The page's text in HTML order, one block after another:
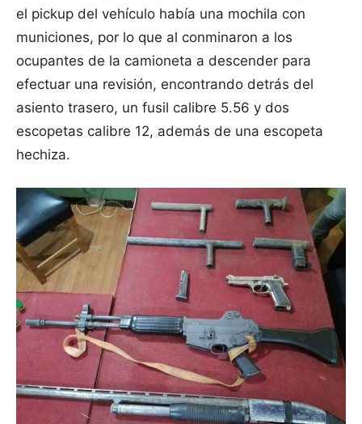
el pickup del vehículo había una mochila con
municiones, por lo que al conminaron a los
ocupantes de la camioneta a descender para
efectuar una revisión, encontrando detrás del
asiento trasero, un fusil calibre 5.56 y dos
escopetas calibre 12, además de una escopeta
hechiza.